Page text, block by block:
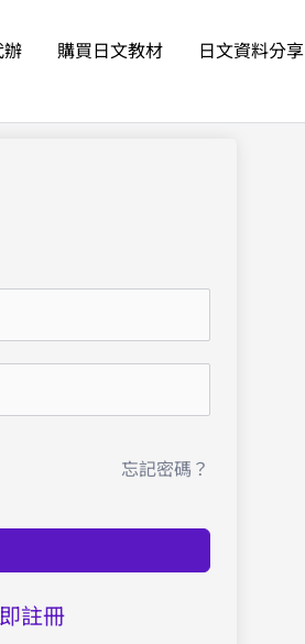
辦 購買日文教材
日文資料分享
忘記密碼？
註冊